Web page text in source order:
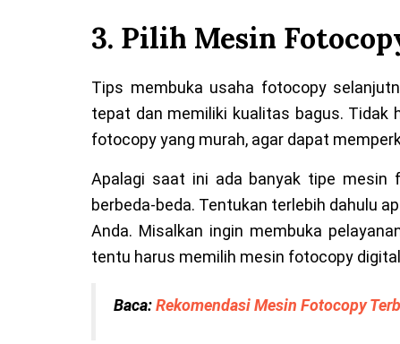
3. Pilih Mesin
Tips membuka usaha fotocopy
tepat dan memiliki kualitas bagus. Tidak
fotocopy yang murah, agar dapat
Apalagi saat ini ada banyak tipe mesin
berbeda-beda. Tentukan terlebih dahulu
Anda. Misalkan ingin membuka
tentu harus memilih mesin fotocopy
Baca:Rekomendasi Mesin Fotocopy